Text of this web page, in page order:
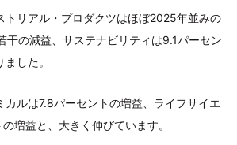
トリアル・プロダクツはほぼ2025年並みの
干の減益、サステナビリティは9.1パーセン
した。
カルは7.8パーセントの増益、ライフサイエ
増益と、大きく伸びています。